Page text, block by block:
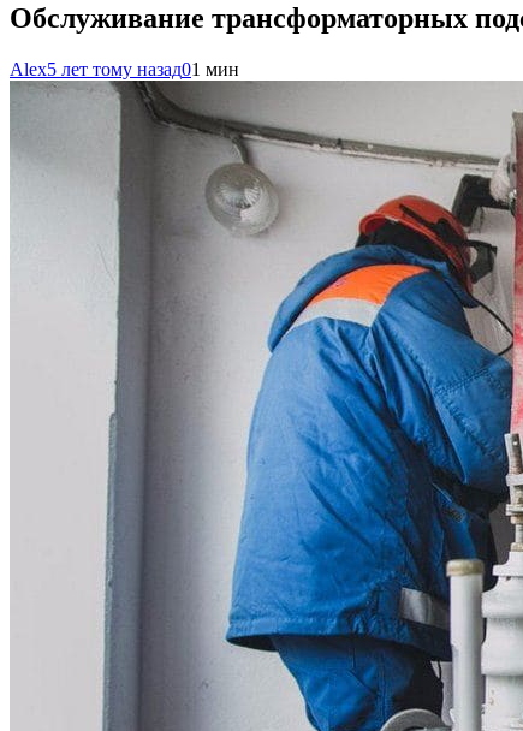
Обслуживание трансформаторных
Alex5 лет тому назад01 мин